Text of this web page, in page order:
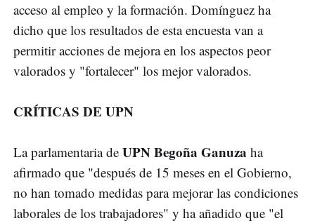
acceso al empleo y la formación. Domínguez ha
dicho que los resultados de esta encuesta van a
permitir acciones de mejora en los aspectos peor
valorados y "fortalecer" los mejor valorados.
CRÍTICAS DE UPN
La parlamentaria de UPN Begoña Ganuza ha
afirmado que "después de 15 meses en el Gobierno,
no han tomado medidas para mejorar las condiciones
laborales de los trabajadores" y ha añadido que "el